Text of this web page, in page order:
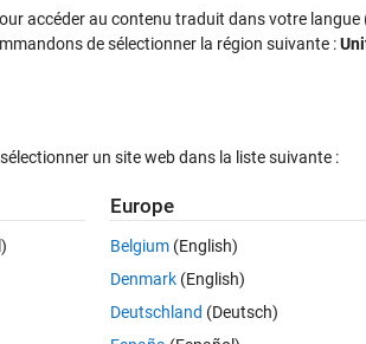
25-75th percentiles
accéder au contenu traduit dans votre
de sélectionner la région suivante :
un site web dans la liste suivante :
Europe
Belgium (English)
Denmark (English)
Deutschland (Deutsch)